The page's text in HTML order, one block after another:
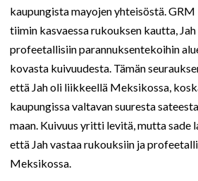
kaupungista mayojen yhteisöstä.
tiimin kasvaessa rukouksen kautta,
profeetallisiin parannuksentekoihin
kovasta kuivuudesta. Tämän
että Jah oli liikkeellä Meksikossa,
kaupungissa valtavan suuresta
maan. Kuivuus yritti levitä, mutta sade
että Jah vastaa rukouksiin ja
Meksikossa.